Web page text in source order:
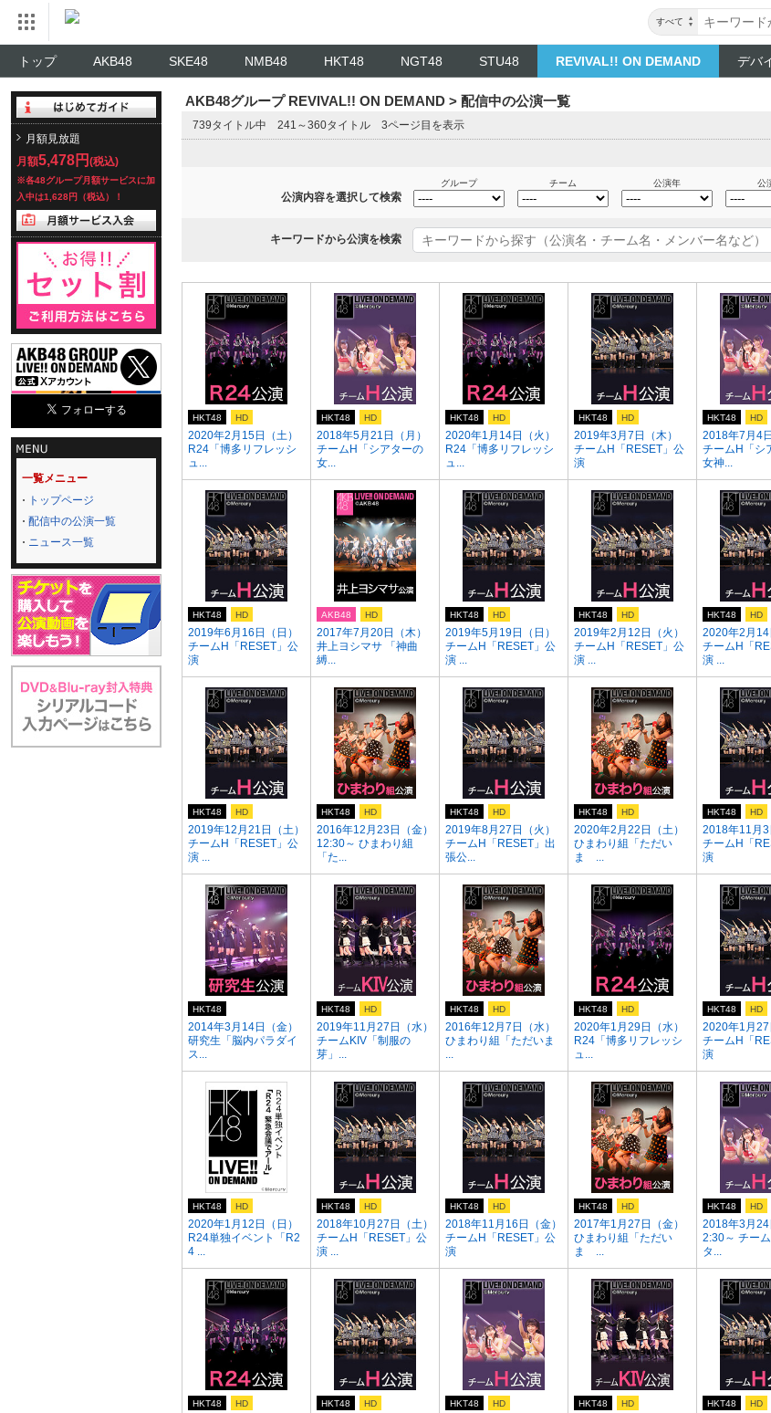
すべて
トップ AKB48 SKE48 NMB48 HKT48 NGT48 STU48 REVIVAL!! ON DEMAND デバ
月額見放題
月額5,478円 (税込)
※各48グループ月額サービスに加
入中は1,628円（税込）！
一覧メニュー
トップページ
配信中の公演一覧
ニュース一覧
AKB48グループ REVIVAL!! ON DEMAND > 配信中の公演一覧
739タイトル中 241～360タイトル 3ページ目を表示
公演内容を選択して検索
グループ チーム 公演年 公
キーワードから公演を検索
2020年2月15日（土）
R24「博多リフレッシ
ュ...
HKT48 HD
2018年5月21日（月）
チームH「シアターの
女...
HKT48 HD
2020年1月14日（火）
R24「博多リフレッシ
ュ...
HKT48 HD
2019年3月7日（木）
チームH「RESET」公
演
HKT48 HD
2018年7月4
チームH「シ
女神...
HKT48 HD
2019年6月16日（日）
チームH「RESET」公
演
HKT48 HD
2017年7月20日（木）
井上ヨシマサ 「神曲
縛...
AKB48 HD
2019年5月19日（日）
チームH「RESET」公
演 ...
HKT48 HD
2019年2月12日（火）
チームH「RESET」公
演 ...
HKT48 HD
2020年2月14
チームH「
演 ...
HKT48 HD
2019年12月21日（土）
チームH「RESET」公
演 ...
HKT48 HD
2016年12月23日（金）
12:30～ ひまわり組
「た...
HKT48 HD
2019年8月27日（火）
チームH「RESET」出
張公...
HKT48 HD
2020年2月22日（土）
ひまわり組「ただい
ま ...
HKT48 HD
2018年11月3
チームH「
演
HKT48 HD
2014年3月14日（金）
研究生「脳内パラダイ
ス...
HKT48
2019年11月27日（水）
チームKIV「制服の
芽」...
HKT48 HD
2016年12月7日（水）
ひまわり組「ただいま
...
HKT48 HD
2020年1月29日（水）
R24「博多リフレッシ
ュ...
HKT48 HD
2020年1月27
チームH「
演
HKT48 HD
2020年1月12日（日）
R24単独イベント「R2
4 ...
HKT48 HD
2018年10月27日（土）
チームH「RESET」公
演 ...
HKT48 HD
2018年11月16日（金）
チームH「RESET」公
演
HKT48 HD
2017年1月27日（金）
ひまわり組「ただい
ま ...
HKT48 HD
2018年3月24
2:30～ チー
タ...
HKT48 HD
HKT48 HD HKT48 HD HKT48 HD HKT48 HD HKT48 HD